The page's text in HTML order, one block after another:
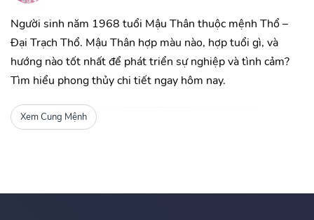
Người sinh năm 1968 tuổi Mậu Thân thuộc mệnh Thổ –
Đại Trạch Thổ. Mậu Thân hợp màu nào, hợp tuổi gì, và
hướng nào tốt nhất để phát triển sự nghiệp và tình cảm?
Tìm hiểu phong thủy chi tiết ngay hôm nay.
Xem Cung Mệnh